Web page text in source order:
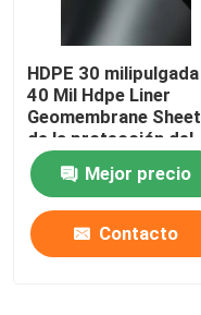
HDPE 30 milipulgada
40 Mil Hdpe Liner
Geomembrane Sheet
de la protección del
medio ambiente
Mejor precio
Contacto